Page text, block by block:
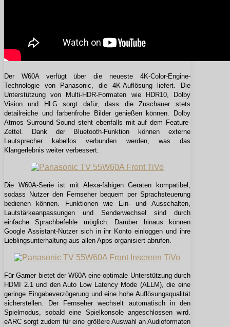
Der W60A verfügt über die neueste 4K-Color-Engine-
Technologie von Panasonic, die 4K-Auflösung liefert. Die
Unterstützung von Multi-HDR-Formaten wie HDR10, Dolby
Vision und HLG sorgt dafür, dass die Zuschauer stets
detailreiche und farbenfrohe Bilder genießen können. Dolby
Atmos Surround Sound steht ebenfalls mit auf dem Feature-
Zettel. Dank der Bluetooth-Funktion können externe
Lautsprecher kabellos verbunden werden, was das
Klangerlebnis weiter verbessert.
Die W60A-Serie ist mit Alexa-fähigen Geräten kompatibel,
sodass Nutzer den Fernseher bequem per Sprachsteuerung
bedienen können. Funktionen wie Ein- und Ausschalten,
Lautstärkeanpassungen und Senderwechsel sind durch
einfache Sprachbefehle möglich. Darüber hinaus können
Google Assistant-Nutzer sich in ihr Konto einloggen und ihre
Lieblingsunterhaltung aus allen Apps organisiert abrufen.
Für Gamer bietet der W60A eine optimale Unterstützung durch
HDMI 2.1 und den Auto Low Latency Mode (ALLM), die eine
geringe Eingabeverzögerung und eine hohe Auflösungsqualität
sicherstellen. Der Fernseher wechselt automatisch in den
Spielmodus, sobald eine Spielkonsole angeschlossen wird.
eARC sorgt zudem für eine größere Auswahl an Audioformaten